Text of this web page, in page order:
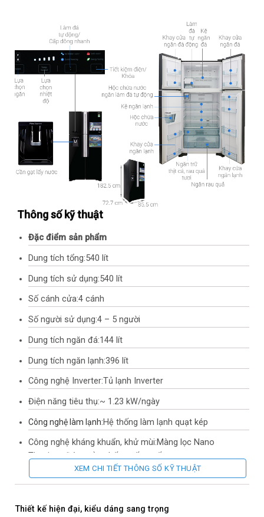
Thông số kỹ thuật
Đặc điểm sản phẩm
Dung tích tổng:540 lít
Dung tích sử dụng:540 lít
Số cánh cửa:4 cánh
Số người sử dụng:4 – 5 người
Dung tích ngăn đá:144 lít
Dung tích ngăn lạnh:396 lít
Công nghệ Inverter:Tủ lạnh Inverter
Điện năng tiêu thụ:~ 1.23 kW/ngày
Công nghệ làm lạnh:Hệ thống làm lạnh quạt kép
Công nghệ kháng khuẩn, khử mùi:Màng lọc Nano
Titanium, Đệm cửa chống nấm mốc
Tiện ích:Inverter tiết kiệm điện, Mặt gương sang trọng, dễ vệ
bên ngoài
XEM CHI TIẾT THÔNG SỐ KỸ THUẬT
Thiết kế hiện đại, kiểu dáng sang trọng